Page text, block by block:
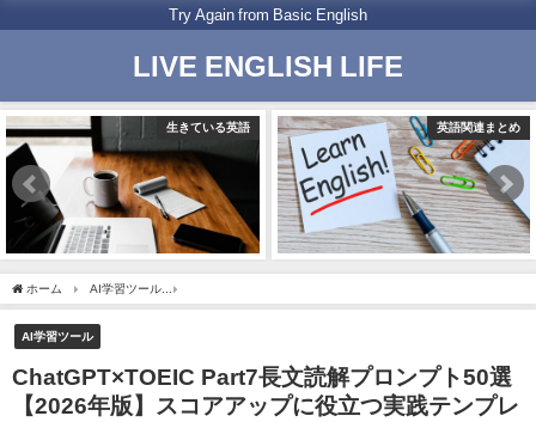
Try Again from Basic English
LIVE ENGLISH LIFE
英語関連まとめ 生きている
ホーム AI学習ツール
AI学習ツール
ChatGPT×TOEIC Part7長文読解プロンプト50選
【2026年版】スコアアップに役立つ実践テンプレ